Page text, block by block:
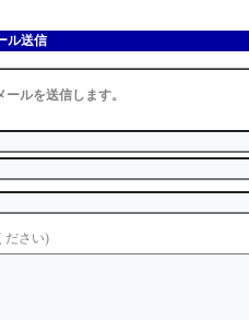
ル送信
ールを送信します。
ださい)